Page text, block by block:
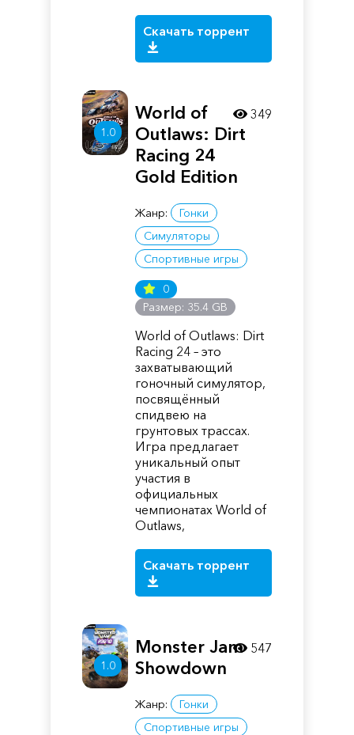
Скачать торрент
1.0
World of
Outlaws: Dirt
Racing 24
Gold Edition
Жанр:
Гонки
Симуляторы
Спортивные игры
0
Размер: 35.4 GB
World of Outlaws: Dirt
Racing 24 – это
захватывающий
гоночный симулятор,
посвящённый
спидвею на
грунтовых трассах.
Игра предлагает
уникальный опыт
участия в
официальных
чемпионатах World of
Outlaws,
Скачать торрент
349
1.0
Monster Jam
Showdown
Жанр:
Гонки
Спортивные игры
547